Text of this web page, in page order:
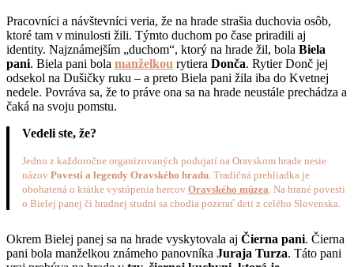
Pracovníci a návštevníci veria, že na hrade strašia duchovia osôb,
ktoré tam v minulosti žili. Týmto duchom po čase priradili aj
identity. Najznámejším „duchom“, ktorý na hrade žil, bola Biela
pani. Biela pani bola manželkou rytiera Donča. Rytier Donč jej
odsekol na Dušičky ruku – a preto Biela pani žila iba do Kvetnej
nedele. Povráva sa, že to práve ona sa na hrade neustále prechádza a
čaká na svoju pomstu.
Vedeli ste, že?
Jedno z každoročne organizovaných podujatí na Oravskom hrade nesie
názov Povesti a legendy Oravského hradu . Tradičná prehliadka je
obohatená o krátke vystúpenia hercov Oravského múzea . Na hrané povesti
o Bielej panej či hradnej studni sa chodia pozerať deti z celého Slovenska.
Okrem Bielej panej sa na hrade vyskytovala aj Čierna pani. Čierna
pani bola manželkou známeho panovníka Juraja Turza. Táto pani